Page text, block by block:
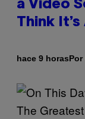
a Video
Think It’s
hace 9 horasPor